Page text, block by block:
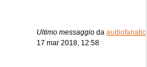
Ultimo messaggio da audiofanatic
17 mar 2018, 12:58